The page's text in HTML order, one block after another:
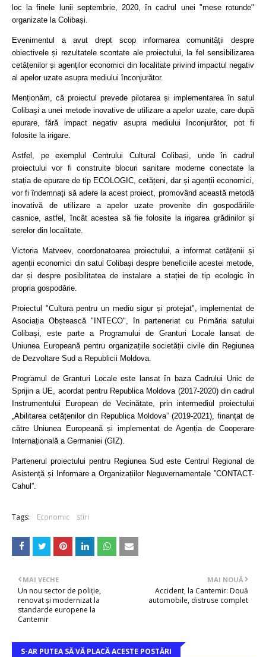
loc la finele lunii septembrie, 2020, în cadrul unei "mese rotunde"
organizate la Colibași.
Evenimentul a avut drept scop informarea comunității despre
obiectivele și rezultatele scontate ale proiectului, la fel sensibilizarea
cetățenilor și agenților economici din localitate privind impactul negativ
al apelor uzate asupra mediului înconjurător.
Menționăm, că proiectul prevede pilotarea și implementarea în satul
Colibași a unei metode inovative de utilizare a apelor uzate, care după
epurare, fără impact negativ asupra mediului înconjurător, pot fi
folosite la irigare.
Astfel, pe exemplul Centrului Cultural Colibași, unde în cadrul
proiectului vor fi construite blocuri sanitare moderne conectate la
stația de epurare de tip ECOLOGIC, cetățeni, dar și agenții economici,
vor fi îndemnați să adere la acest proiect, promovând această metodă
inovativă de utilizare a apelor uzate provenite din gospodăriile
casnice, astfel, încât acestea să fie folosite la irigarea grădinilor și
serelor din localitate.
Victoria Matveev, coordonatoarea proiectului, a informat cetățenii și
agenții economici din satul Colibași despre beneficiile acestei metode,
dar și despre posibilitatea de instalare a stației de tip ecologic în
propria gospodărie.
Proiectul "Cultura pentru un mediu sigur și protejat", implementat de
Asociația Obștească "INTECO", în parteneriat cu Primăria satului
Colibași, este parte a Programului de Granturi Locale lansat de
Uniunea Europeană pentru organizațiile societății civile din Regiunea
de Dezvoltare Sud a Republicii Moldova.
Programul de Granturi Locale este lansat în baza Cadrului Unic de
Sprijin a UE, acordat pentru Republica Moldova (2017-2020) din cadrul
Instrumentului European de Vecinătate, prin intermediul proiectului
„Abilitarea cetățenilor din Republica Moldova” (2019-2021), finanțat de
către Uniunea Europeană și implementat de Agenția de Cooperare
Internațională a Germaniei (GIZ).
Partenerul proiectului pentru Regiunea Sud este Centrul Regional de
Asistență și Informare a Organizațiilor Neguvernamentale ”CONTACT-
Cahul”.
Tags: Economic stiri
MAI NOUĂ
Accident, la Cantemir: Două
automobile, distruse complet
MAI VECHE
Un nou sector de poliție,
renovat și modernizat la
standarde europene la
Cantemir
S-AR PUTEA SĂ VĂ PLACĂ ACESTE POSTĂRI